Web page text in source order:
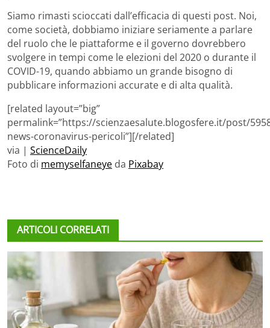
Siamo rimasti scioccati dall’efficacia di questi post. Noi,
come società, dobbiamo iniziare seriamente a parlare
del ruolo che le piattaforme e il governo dovrebbero
svolgere in tempi come le elezioni del 2020 o durante il
COVID-19, quando abbiamo un grande bisogno di
pubblicare informazioni accurate e di alta qualità.
[related layout=”big”
permalink=”https://scienzaesalute.blogosfere.it/post/
news-coronavirus-pericoli”][/related]
via | ScienceDaily
Foto di memyselfaneye da Pixabay
ARTICOLI CORRELATI